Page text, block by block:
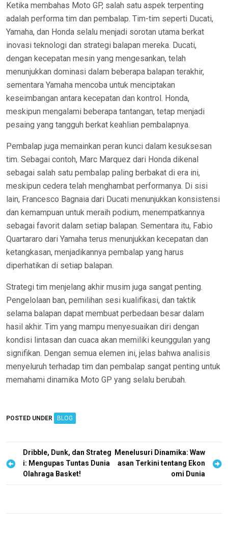
Ketika membahas Moto GP, salah satu aspek terpenting
adalah performa tim dan pembalap. Tim-tim seperti Ducati,
Yamaha, dan Honda selalu menjadi sorotan utama berkat
inovasi teknologi dan strategi balapan mereka. Ducati,
dengan kecepatan mesin yang mengesankan, telah
menunjukkan dominasi dalam beberapa balapan terakhir,
sementara Yamaha mencoba untuk menciptakan
keseimbangan antara kecepatan dan kontrol. Honda,
meskipun mengalami beberapa tantangan, tetap menjadi
pesaing yang tangguh berkat keahlian pembalapnya.
Pembalap juga memainkan peran kunci dalam kesuksesan
tim. Sebagai contoh, Marc Marquez dari Honda dikenal
sebagai salah satu pembalap paling berbakat di era ini,
meskipun cedera telah menghambat performanya. Di sisi
lain, Francesco Bagnaia dari Ducati menunjukkan konsistensi
dan kemampuan untuk meraih podium, menempatkannya
sebagai favorit dalam setiap balapan. Sementara itu, Fabio
Quartararo dari Yamaha terus menunjukkan kecepatan dan
ketangkasan, menjadikannya pembalap yang harus
diperhatikan di setiap balapan.
Strategi tim menjelang akhir musim juga sangat penting.
Pengelolaan ban, pemilihan sesi kualifikasi, dan taktik
selama balapan dapat membuat perbedaan besar dalam
hasil akhir. Tim yang mampu menyesuaikan diri dengan
kondisi lintasan dan cuaca akan memiliki keunggulan yang
signifikan. Dengan semua elemen ini, jelas bahwa analisis
menyeluruh terhadap tim dan pembalap sangat penting untuk
memahami dinamika Moto GP yang selalu berubah.
POSTED UNDER BLOG
o
Dribble, Dunk, dan Strateg
i: Mengupas Tuntas Dunia
Olahraga Basket!
Menelusuri Dinamika: Waw
asan Terkini tentang Ekon
omi Dunia